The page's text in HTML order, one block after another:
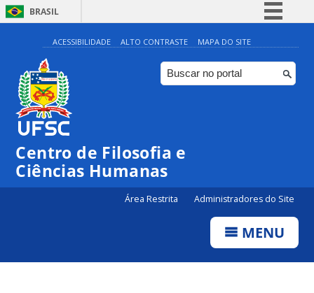
BRASIL
Simplifique!
Comunica BR
Participe
ACESSIBILIDADE ALTO CONTRASTE MAPA DO SITE
Centro de Filosofia e
Ciências Humanas
Área Restrita Administradores do Site
MENU